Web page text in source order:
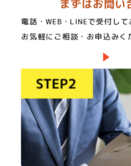
まずはお問い
電話・WEB・LINEで受付し
お気軽にご相談・お申込みく